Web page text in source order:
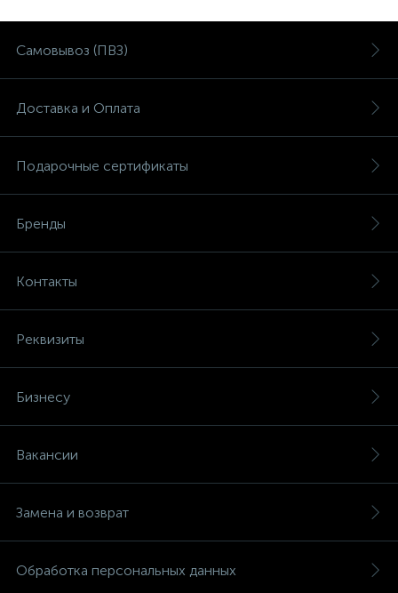
Самовывоз (ПВЗ)
Доставка и Оплата
Подарочные сертификаты
Бренды
Контакты
Реквизиты
Бизнесу
Вакансии
Замена и возврат
Обработка персональных данных